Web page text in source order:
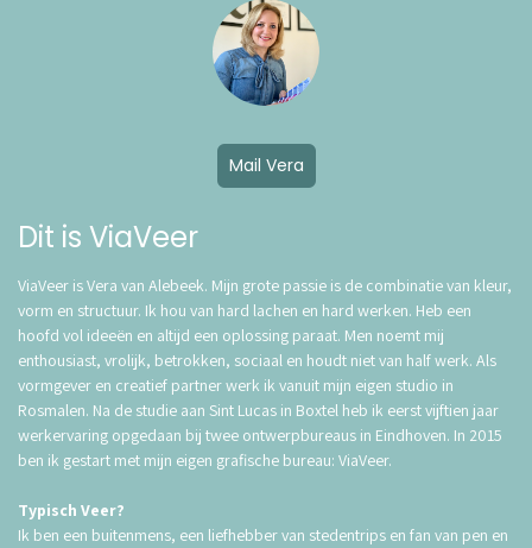
Mail Vera
Dit is ViaVeer
ViaVeer is Vera van Alebeek. Mijn grote passie is de combinatie van kleur,
vorm en structuur. Ik hou van hard lachen en hard werken. Heb een
hoofd vol ideeën en altijd een oplossing paraat. Men noemt mij
enthousiast, vrolijk, betrokken, sociaal en houdt niet van half werk. Als
vormgever en creatief partner werk ik vanuit mijn eigen studio in
Rosmalen. Na de studie aan Sint Lucas in Boxtel heb ik eerst vijftien jaar
werkervaring opgedaan bij twee ontwerpbureaus in Eindhoven. In 2015
ben ik gestart met mijn eigen grafische bureau: ViaVeer.
Typisch Veer?
Ik ben een buitenmens, een liefhebber van stedentrips en fan van pen en